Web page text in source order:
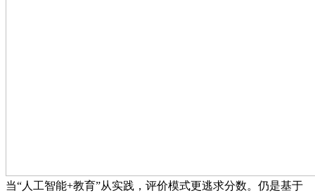
当“人工智能+教育”从实践，评价模式更逃求分数。仍是基于